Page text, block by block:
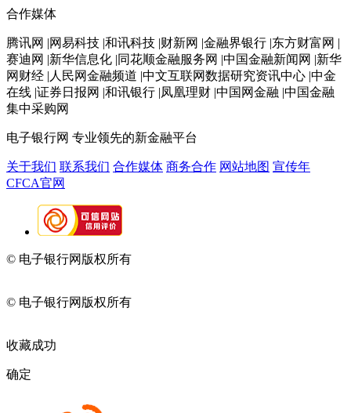
合作媒体
腾讯网 |网易科技 |和讯科技 |财新网 |金融界银行 |东方财富网 |
赛迪网 |新华信息化 |同花顺金融服务网 |中国金融新闻网 |新华
网财经 |人民网金融频道 |中文互联网数据研究资讯中心 |中金
在线 |证券日报网 |和讯银行 |凤凰理财 |中国网金融 |中国金融
集中采购网
电子银行网 专业领先的新金融平台
关于我们 联系我们 合作媒体 商务合作 网站地图 宣传年
CFCA官网
© 电子银行网版权所有
© 电子银行网版权所有
收藏成功
确定